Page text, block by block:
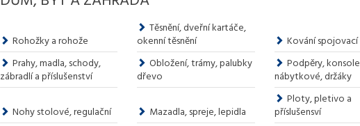
Rohožky a rohože
Těsnění, dveřní kartáče,
okenní těsnění
Kování spojovací
Prahy, madla, schody,
zábradlí a příslušenství
Obložení, trámy, palubky
dřevo
Podpěry, konsole
nábytkové, držáky
Nohy stolové, regulační Mazadla, spreje, lepidla
Ploty, pletivo a
příslušensví